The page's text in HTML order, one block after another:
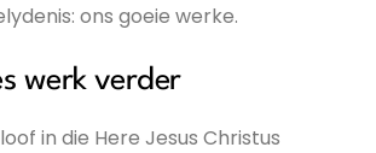
ons goeie werke.
werk verder
in die Here Jesus Christus